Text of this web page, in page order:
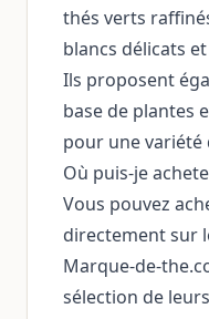
thés verts
blancs délicats
Ils proposent
base de plantes
pour une variété
Où puis-je
Vous pouvez
directement sur
Marque-de-
sélection de